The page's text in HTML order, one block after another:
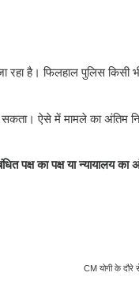
रहा है। फिलहाल पुलिस किसी
ऐसे में मामले का अंतिम
का पक्ष या न्यायालय का
CM योगी के दौरे